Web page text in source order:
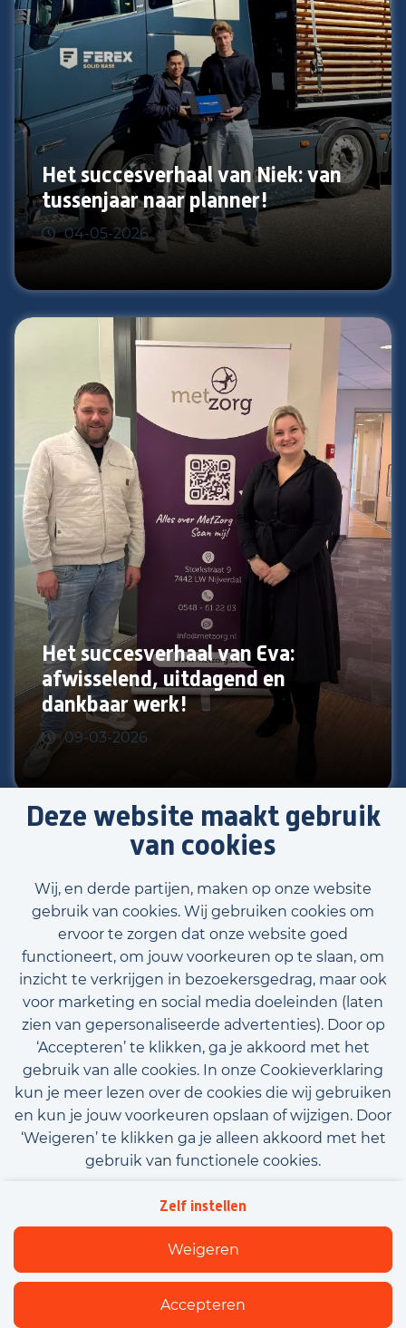
Deze website maakt gebruik
van cookies
Wij, en derde partijen, maken op onze website
gebruik van cookies. Wij gebruiken cookies om
ervoor te zorgen dat onze website goed
functioneert, om jouw voorkeuren op te slaan, om
inzicht te verkrijgen in bezoekersgedrag, maar ook
voor marketing en social media doeleinden (laten
zien van gepersonaliseerde advertenties). Door op
‘Accepteren’ te klikken, ga je akkoord met het
gebruik van alle cookies. In onze Cookieverklaring
kun je meer lezen over de cookies die wij gebruiken
en kun je jouw voorkeuren opslaan of wijzigen. Door
‘Weigeren’ te klikken ga je alleen akkoord met het
gebruik van functionele cookies.
Zelf instellen
Weigeren
Accepteren
Het succesverhaal van Niek: van
tussenjaar naar planner!
04-05-2026
Het succesverhaal van Eva:
afwisselend, uitdagend en
dankbaar werk!
09-03-2026
Bekijk al onze verhalen
Algemene voorwaarden Privacy
Cookies
Flexfamily